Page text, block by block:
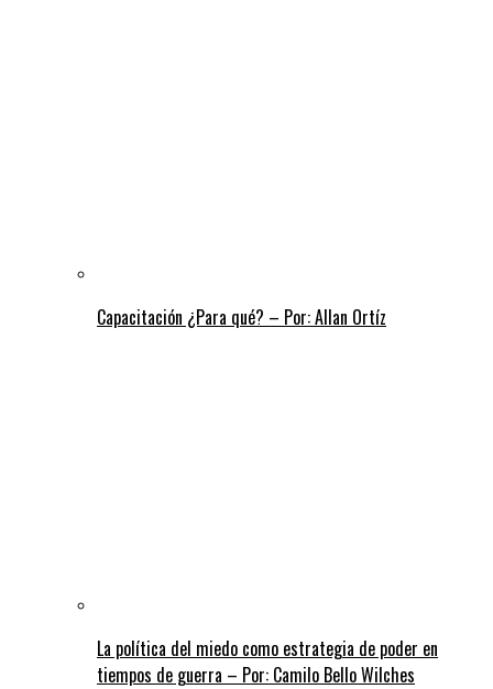
Capacitación ¿Para qué? – Por: Allan Ortíz
La política del miedo como estrategia de poder en
tiempos de guerra – Por: Camilo Bello Wilches